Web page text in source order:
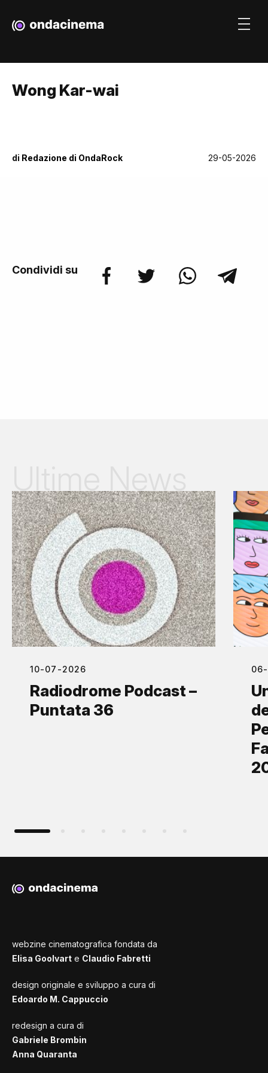
Wong Kar-wai
di Redazione di OndaRock 29-05-2026
Condividi su
10-07-2026
Radiodrome Podcast –
Puntata 36
webzine cinematografica fondata da
Elisa Goolvart e Claudio Fabretti
design originale e sviluppo a cura di
Edoardo M. Cappuccio
redesign a cura di
Gabriele Brombin
Anna Quaranta